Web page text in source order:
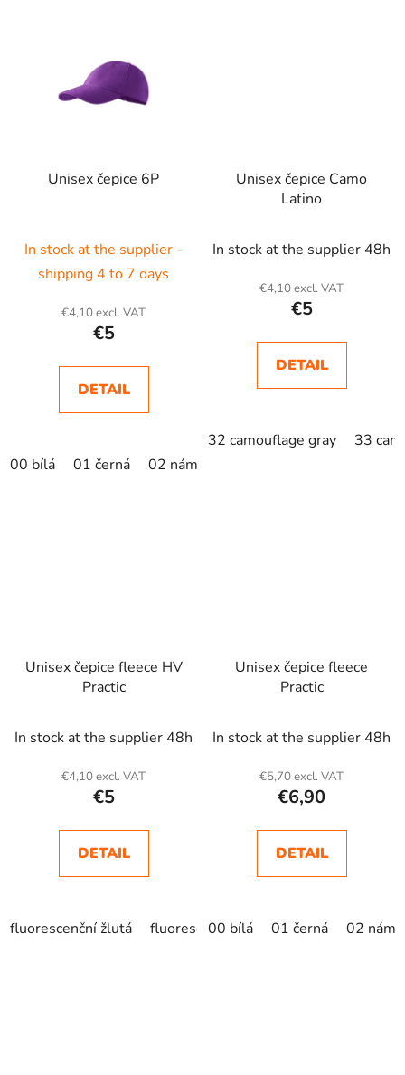
Unisex čepice 6P
In stock at the supplier -
shipping 4 to 7 days
€4,10 excl. VAT
€5
DETAIL
00 bílá 01 černá 02 námořní modrá
Unisex čepice Camo
Latino
In stock at the supplier 48h
€4,10 excl. VAT
€5
DETAIL
32 camouflage gray 33
Unisex čepice fleece HV
Practic
In stock at the supplier 48h
€4,10 excl. VAT
€5
DETAIL
fluorescenční žlutá fluorescenční oranžová
Unisex čepice fleece
Practic
In stock at the supplier 48h
€5,70 excl. VAT
€6,90
DETAIL
00 bílá 01 černá 02